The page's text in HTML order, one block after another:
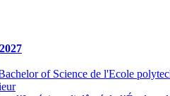
of Science de l'Ecole